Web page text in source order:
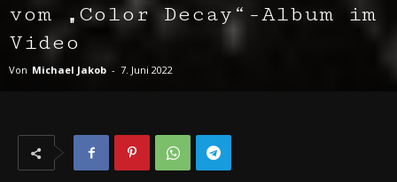
vom „Color Decay“-Album im
Video
Von Michael Jakob - 7. Juni 2022